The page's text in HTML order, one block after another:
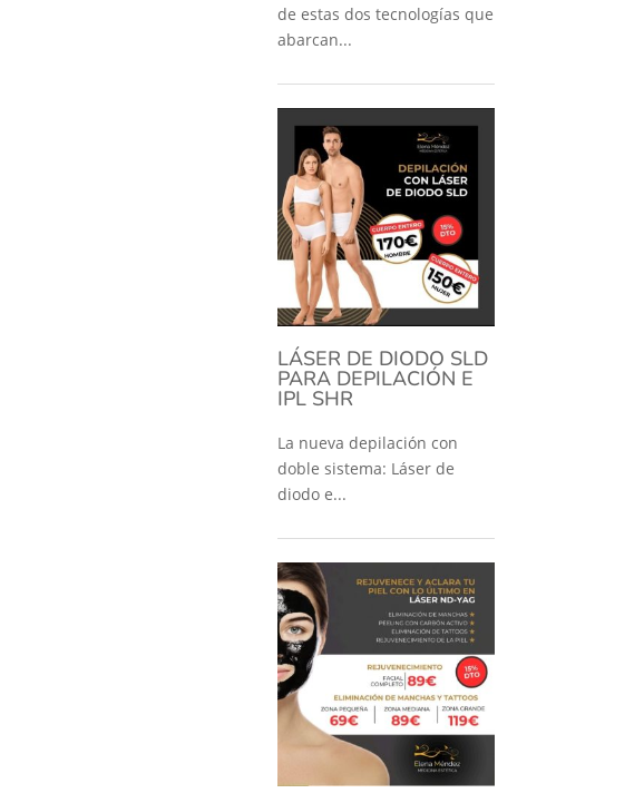
de estas dos tecnologías que
abarcan...
LÁSER DE DIODO SLD
PARA DEPILACIÓN E
IPL SHR
La nueva depilación con
doble sistema: Láser de
diodo e...